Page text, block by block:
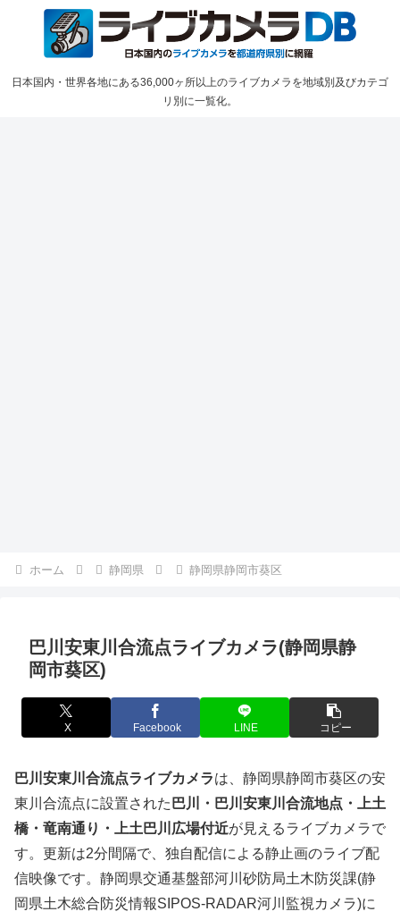
日本国内・世界各地にある36,000ヶ所以上のライブカメラを地域別及びカテゴ
リ別に一覧化。
ホーム 静岡県 静岡県静岡市葵区
巴川安東川合流点ライブカメラ(静岡県静
岡市葵区)
X Facebook LINE コピー
巴川安東川合流点ライブカメラは、静岡県静岡市葵区の安
東川合流点に設置された 巴川・巴川安東川合流地点・上土
橋・竜南通り・上土巴川広場付近が見えるライブカメラで
す。更新は2分間隔で、独自配信による静止画のライブ配
信映像です。静岡県交通基盤部河川砂防局土木防災課(静
岡県土木総合防災情報SIPOS-RADAR河川監視カメラ)に